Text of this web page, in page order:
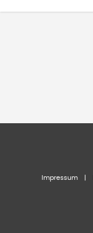
Impressum